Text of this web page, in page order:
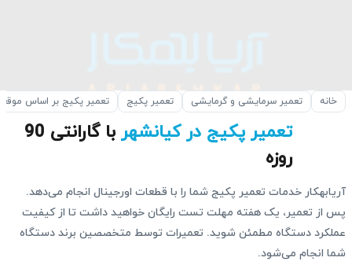
خانه تعمیر سرمایشی و گرمایشی تعمیر پکیج تعمیر پکیج بر اساس
تعمیر پکیج در کیانشهر
با گارانتی 90
روزه
آریابهکار خدمات تعمیر پکیج شما را با قطعات اورجینال انجام می‌دهد.
پس از تعمیر، یک هفته مهلت تست رایگان خواهید داشت تا از کیفیت
عملکرد دستگاه مطمئن شوید. تعمیرات توسط متخصصین برند دستگاه
شما انجام می‌شود.